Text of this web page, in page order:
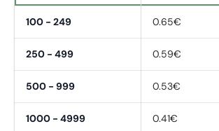
100 - 249 0.65€
250 - 499 0.59€
500 - 999 0.53€
1000 - 4999 0.41€